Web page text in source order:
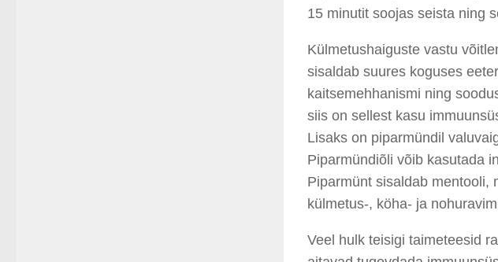
15 minutit soojas seista ning
Külmetushaiguste vastu
sisaldab suures koguses
kaitsemehhanismi ning
siis on sellest kasu
Lisaks on piparmündil
Piparmündiõli võib kasutada
Piparmünt sisaldab mentooli,
külmetus-, köha- ja
Veel hulk teisigi taimeteesid